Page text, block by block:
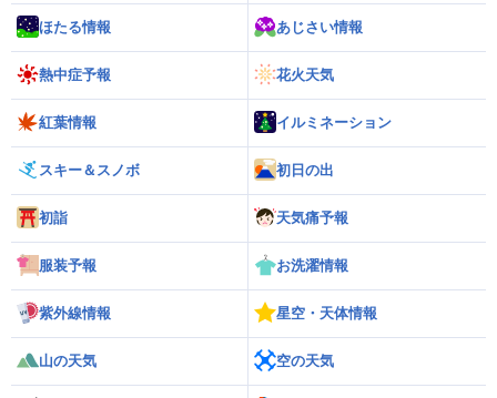
ほたる情報 あじさい情報
熱中症予報 花火天気
紅葉情報 イルミネーション
スキー＆スノボ 初日の出
初詣 天気痛予報
服装予報 お洗濯情報
紫外線情報 星空・天体情報
山の天気 空の天気